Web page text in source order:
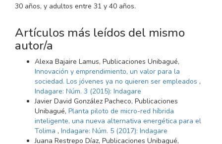
30 años, y adultos entre 31 y 40 años.
Artículos más leídos del mismo
autor/a
Alexa Bajaire Lamus, Publicaciones Unibagué,
Innovación y emprendimiento, un valor para la
sociedad. Los jóvenes ya no quieren ser empleados ,
Indagare: Núm. 3 (2015): Indagare
Javier David González Pacheco, Publicaciones
Unibagué, Planta piloto de micro-red híbrida
inteligente, una nueva alternativa energética para el
Tolima , Indagare: Núm. 5 (2017): Indagare
Juana Restrepo Díaz, Publicaciones Unibagué,